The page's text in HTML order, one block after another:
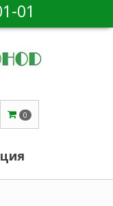
01
0